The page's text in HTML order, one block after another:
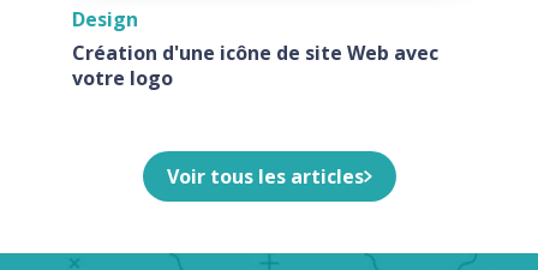
Design
Création d'une icône de site Web avec
votre logo
Voir tous les articles